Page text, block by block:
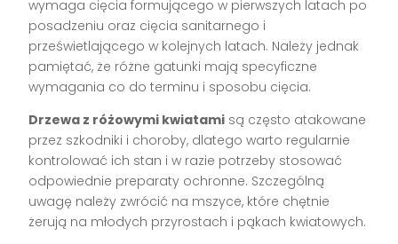
wymaga cięcia formującego w pierwszych latach po
posadzeniu oraz cięcia sanitarnego i
prześwietlającego w kolejnych latach. Należy jednak
pamiętać, że różne gatunki mają specyficzne
wymagania co do terminu i sposobu cięcia.
Drzewa z różowymi kwiatami są często atakowane
przez szkodniki i choroby, dlatego warto regularnie
kontrolować ich stan i w razie potrzeby stosować
odpowiednie preparaty ochronne. Szczególną
uwagę należy zwrócić na mszyce, które chętnie
żerują na młodych przyrostach i pąkach kwiatowych.